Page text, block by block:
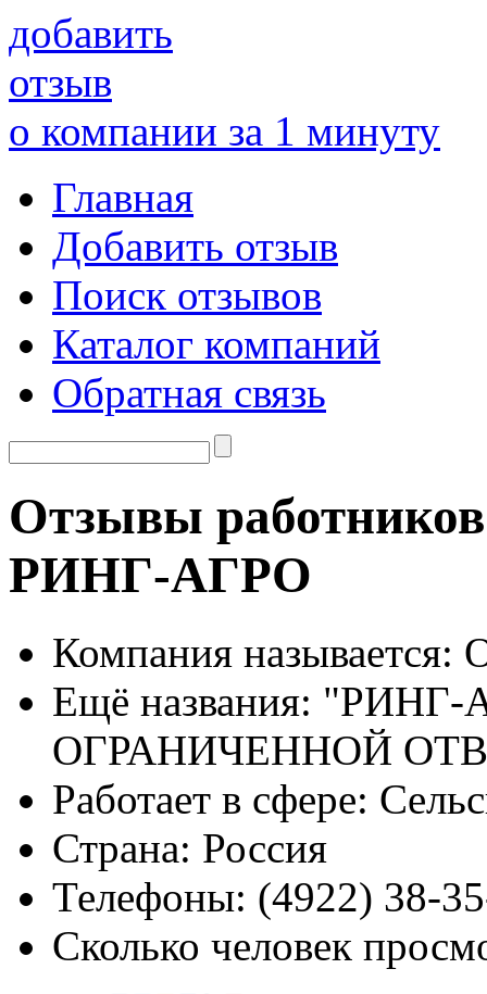
добавить
отзыв
о компании за 1 минуту
Главная
Добавить отзыв
Поиск отзывов
Каталог компаний
Обратная связь
Отзывы
РИНГ-АГРО
Компания называется:
Ещё названия: "РИНГ-
ОГРАНИЧЕННОЙ
Работает в сфере:
Страна: Россия
Телефоны: (4922) 38-
Сколько человек